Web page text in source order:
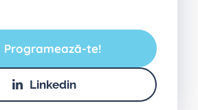
Programează-te!
Linkedin